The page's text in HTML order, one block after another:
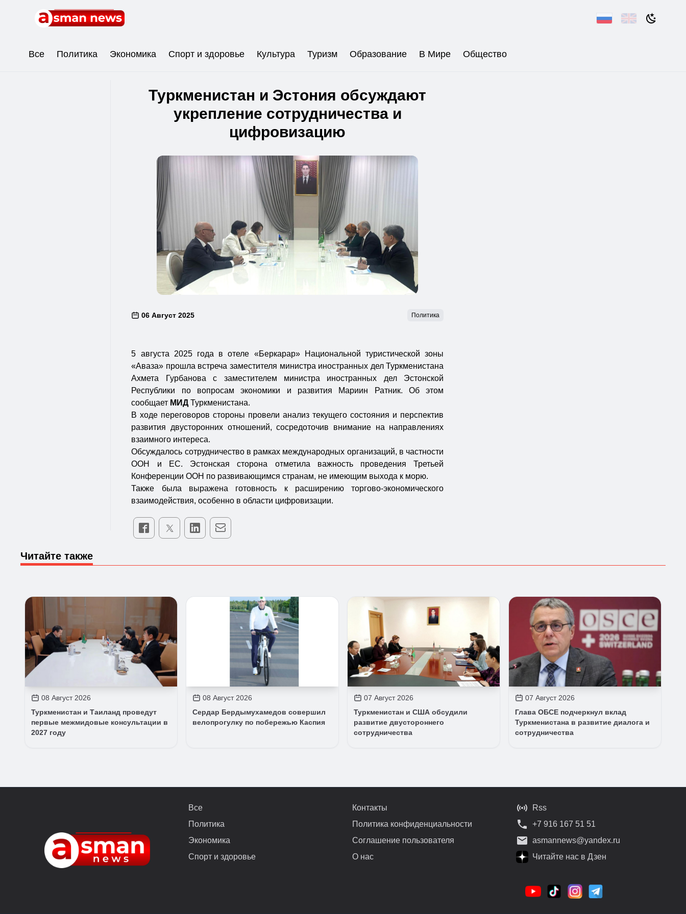
Все Политика Экономика Спорт и здоровье Культура Туризм Образование В Мире Общество
Туркменистан и Эстония обсуждают
укрепление сотрудничества и
цифровизацию
06 Август 2025 Политика
5 августа 2025 года в отеле «Беркарар» Национальной туристической зоны
«Аваза» прошла встреча заместителя министра иностранных дел Туркменистана
Ахмета Гурбанова с заместителем министра иностранных дел Эстонской
Республики по вопросам экономики и развития Мариин Ратник. Об этом
сообщает МИДТуркменистана.
В ходе переговоров стороны провели анализ текущего состояния и перспектив
развития двусторонних отношений, сосредоточив внимание на направлениях
взаимного интереса.
Обсуждалось сотрудничество в рамках международных организаций, в частности
ООН и ЕС. Эстонская сторона отметила важность проведения Третьей
Конференции ООН по развивающимся странам, не имеющим выхода к морю.
Также была выражена готовность к расширению торгово-экономического
взаимодействия, особенно в области цифровизации.
Читайте также
08 Август 2026
Туркменистан и Таиланд проведут
первые межмидовые консультации в
2027 году
08 Август 2026
Сердар Бердымухамедов совершил
велопрогулку по побережью Каспия
07 Август 2026
Туркменистан и США обсудили
развитие двустороннего
сотрудничества
07 Август 2026
Глава ОБСЕ подчеркнул вклад
Туркменистана в развитие диалога и
сотрудничества
Все
Политика
Экономика
Спорт и здоровье
Контакты
Политика конфиденциальности
Соглашение пользователя
О нас
Rss
+7 916 167 51 51
asmannews@yandex.ru
Читайте нас в Дзен